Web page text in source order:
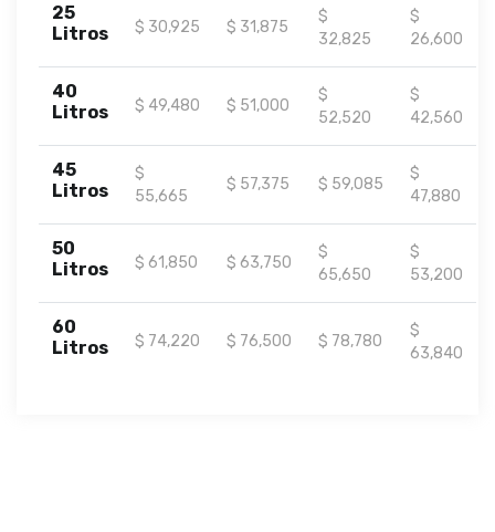
25
Litros
$ 30,925 $ 31,875
$
32,825
$
26,600
40
Litros
$ 49,480 $ 51,000
$
52,520
$
42,560
45
Litros
$
55,665
$ 57,375 $ 59,085
$
47,880
50
Litros
$ 61,850 $ 63,750
$
65,650
$
53,200
60
Litros
$ 74,220 $ 76,500 $ 78,780
$
63,840